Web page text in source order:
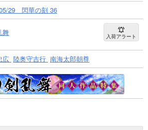
29 閃華の刻 36
舞 入荷アラート
広 陸奥守吉行 南海太郎朝尊